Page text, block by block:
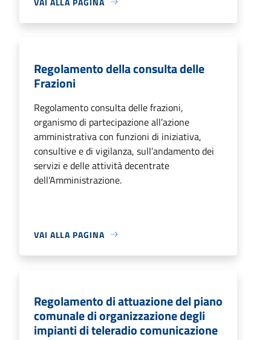
Regolamento della consulta delle
Frazioni
Regolamento consulta delle frazioni,
organismo di partecipazione all’azione
amministrativa con funzioni di iniziativa,
consultive e di vigilanza, sull’andamento dei
servizi e delle attività decentrate
dell’Amministrazione.
VAI ALLA PAGINA
Regolamento di attuazione del piano
comunale di organizzazione degli
impianti di teleradio comunicazione